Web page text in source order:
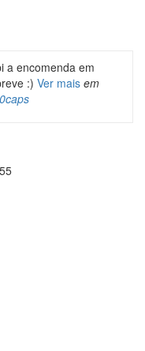
a encomenda em
:) Ver mais em